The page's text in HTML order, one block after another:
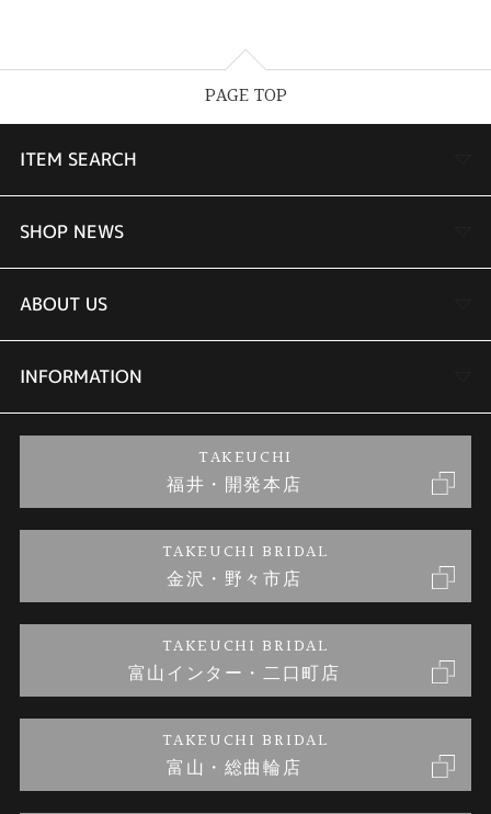
PAGE TOP
ITEM SEARCH
婚約指輪
結婚指輪
セットリング
婚約ネックレス
金・プラチナのお取引
SHOP NEWS
TAKEUCHI BRIDAL金沢本店情報
商品一覧
ブランドリスト
金澤指輪工房｜手作りペアリング
金澤指輪工房｜手作り結婚指輪 and 婚約指輪
金澤指輪工房｜手作り婚約指輪プロポーズプラン
ABOUT US
会社概要
お客様の声
INFORMATION
プライバシーポリシー
TAKEUCHI
福井・開発本店
TAKEUCHI BRIDAL
金沢・野々市店
TAKEUCHI BRIDAL
富山インター・二口町店
TAKEUCHI BRIDAL
富山・総曲輪店